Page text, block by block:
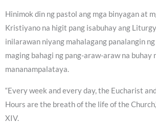
Hinimok din ng pastol ang mga binyagan at
Kristiyano na higit pang isabuhay ang
inilarawan niyang mahalagang panalangin
maging bahagi ng pang-araw-araw na buhay
mananampalataya.
“Every week and every day, the Eucharist
Hours are the breath of the life of the
XIV.